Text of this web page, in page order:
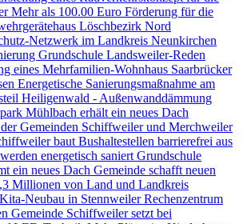
Mehr als 100.00 Euro Förderung für die
Löschbezirk Nord
Netzwerk im Landkreis Neunkirchen
Grundschule Landsweiler-Reden
eines Mehrfamilien-Wohnhaus Saarbrücker
Energetische Sanierungsmaßnahme am
Heiligenwald - Außenwanddämmung
Mühlbach erhält ein neues Dach
Gemeinden Schiffweiler und Merchweiler
baut Bushaltestellen barrierefrei aus
energetisch saniert Grundschule
ein neues Dach Gemeinde schafft neuen
Millionen von Land und Landkreis
Neubau in StennweilerRechenzentrum
Gemeinde Schiffweiler setzt bei